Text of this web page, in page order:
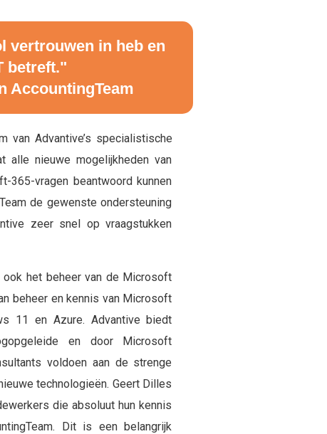
vertrouwen in heb en
betreft."
AccountingTeam
van Advantive’s specialistische
alle nieuwe mogelijkheden van
365-vragen beantwoord kunnen
de gewenste ondersteuning
zeer snel op vraagstukken
het beheer van de Microsoft
beheer en kennis van Microsoft
11 en Azure. Advantive biedt
en door Microsoft
voldoen aan de strenge
technologieën. Geert Dilles
die absoluut hun kennis
Dit is een belangrijk